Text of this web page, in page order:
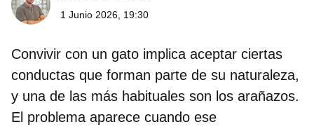
1 Junio 2026, 19:30
Convivir con un gato implica aceptar ciertas
conductas que forman parte de su naturaleza,
y una de las más habituales son los arañazos.
El problema aparece cuando ese